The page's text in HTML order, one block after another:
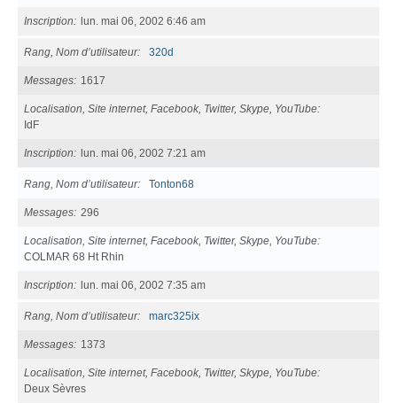
Inscription lun. mai 06, 2002 6:46 am
Rang, Nom d’utilisateur 320d
Messages 1617
Localisation, Site internet, Facebook, Twitter, Skype, YouTube
IdF
Inscription lun. mai 06, 2002 7:21 am
Rang, Nom d’utilisateur Tonton68
Messages 296
Localisation, Site internet, Facebook, Twitter, Skype, YouTube
COLMAR 68 Ht Rhin
Inscription lun. mai 06, 2002 7:35 am
Rang, Nom d’utilisateur marc325ix
Messages 1373
Localisation, Site internet, Facebook, Twitter, Skype, YouTube
Deux Sèvres